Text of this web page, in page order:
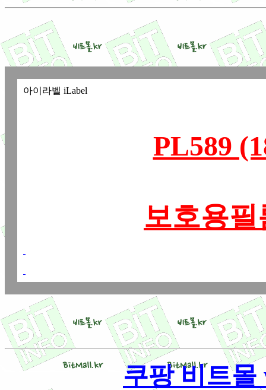
아이라벨 iLabel
PL589
보호용
쿠팡 비트